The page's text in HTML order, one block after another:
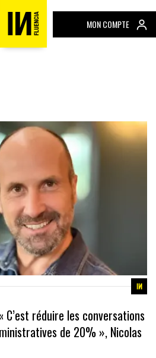
MON COMPTE
réduire les conversations
de 20% », Nicolas